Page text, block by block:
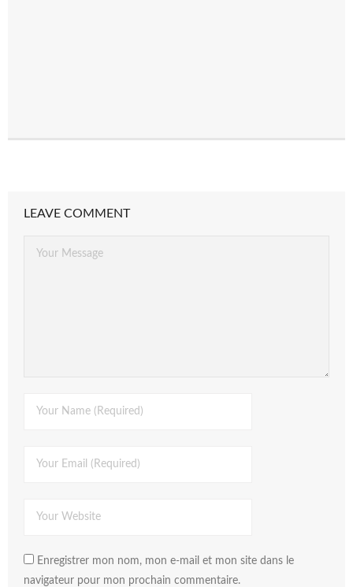
LEAVE COMMENT
Enregistrer mon nom, mon e-mail et mon site dans le
navigateur pour mon prochain commentaire.